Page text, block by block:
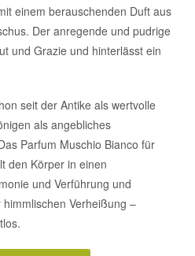
einem berauschenden Duft aus
Der anregende und pudrige
und Grazie und hinterlässt ein
seit der Antike als wertvolle
als angebliches
Parfum Muschio Bianco für
den Körper in einen
und Verführung und
Verheißung –